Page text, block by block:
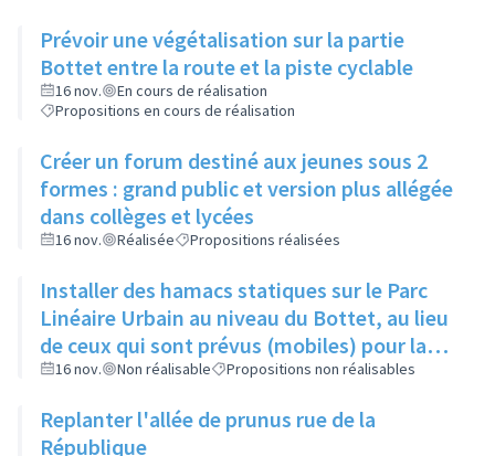
Prévoir une végétalisation sur la partie
Bottet entre la route et la piste cyclable
16 nov.
En cours de réalisation
Propositions en cours de réalisation
Créer un forum destiné aux jeunes sous 2
formes : grand public et version plus allégée
dans collèges et lycées
16 nov. Réalisée Propositions réalisées
Installer des hamacs statiques sur le Parc
Linéaire Urbain au niveau du Bottet, au lieu
de ceux qui sont prévus (mobiles) pour la
limiter la dangerosité
16 nov. Non réalisable Propositions non réalisables
Replanter l'allée de prunus rue de la
République